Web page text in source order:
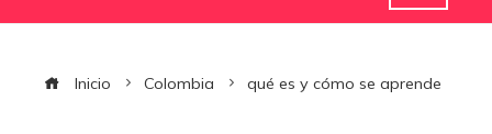
Inicio Colombia qué es y cómo se aprende